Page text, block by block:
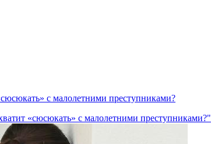
с малолетними преступниками?
«сюсюкать» с малолетними преступниками?"